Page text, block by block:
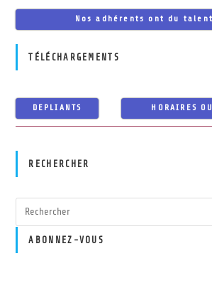
Nos adhérents ont du talent
TÉLÉCHARGEMENTS
DEPLIANTS HORAIRES
RECHERCHER
ABONNEZ-VOUS